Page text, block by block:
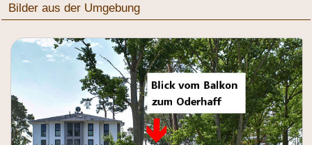
Bilder aus der Umgebung